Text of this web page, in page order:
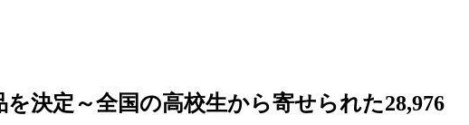
決定～全国の高校生から寄せられた28,976